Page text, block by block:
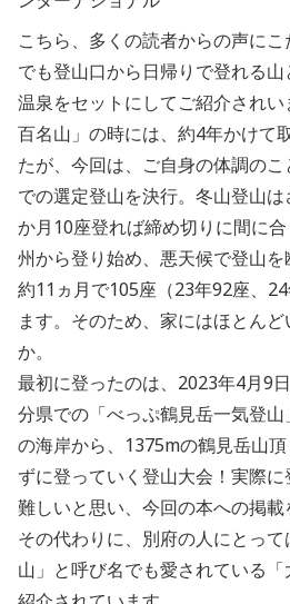
こちら、多くの読者からの声に
でも登山口から日帰りで登れる
温泉をセットにしてご紹介され
百名山」の時には、約4年かけて
たが、今回は、ご自身の体調の
での選定登山を決行。冬山登山
か月10座登れば締め切りに間に
州から登り始め、悪天候で登山を
約11ヵ月で105座（23年92座、
ます。そのため、家にはほとん
か。
最初に登ったのは、2023年4月9
分県での「べっぷ鶴見岳一気登
の海岸から、1375mの鶴見岳山
ずに登っていく登山大会！実際
難しいと思い、今回の本への掲載
その代わりに、別府の人にとっ
山」と呼び名でも愛されている